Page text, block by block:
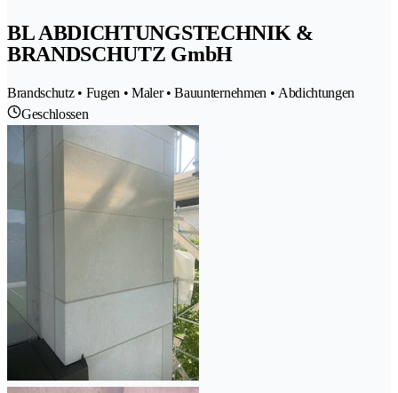
BL ABDICHTUNGSTECHNIK &
BRANDSCHUTZ GmbH
Brandschutz • Fugen • Maler • Bauunternehmen • Abdichtungen
Geschlossen